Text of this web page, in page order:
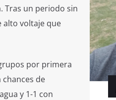
Tras un periodo sin
alto voltaje que
por primera
de
y 1-1 con